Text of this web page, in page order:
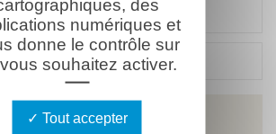
pour ce combattant
pour ce combattant
un combattant
des
numériques et
donne le contrôle sur
souhaitez activer.
Tout accepter